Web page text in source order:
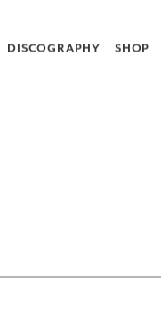
DISCOGRAPHY SHOP